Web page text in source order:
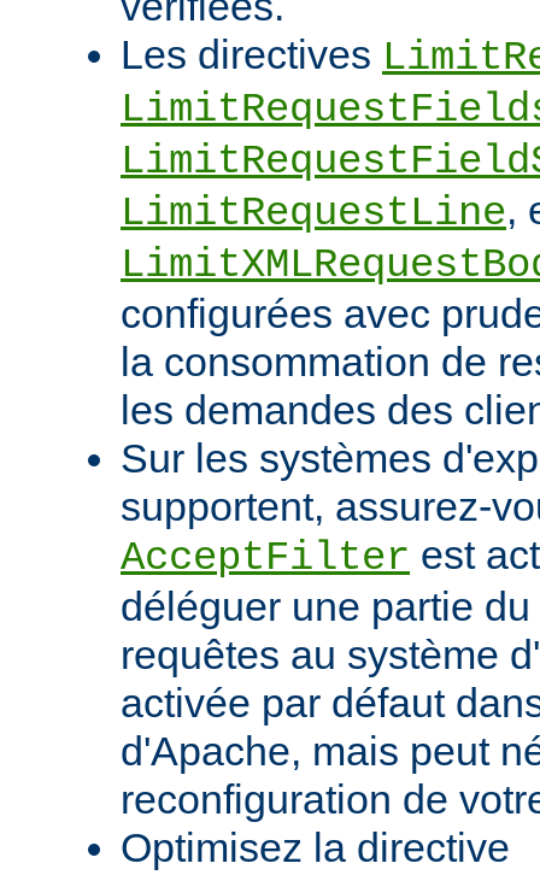
Les directives
LimitRequestLine,
configurées avec
la consommation de
les demandes des
Sur les systèmes
supportent, assurez-
AcceptFilter est
déléguer une partie
requêtes au système
activée par défaut
d'Apache, mais peut
reconfiguration de
Optimisez la directive